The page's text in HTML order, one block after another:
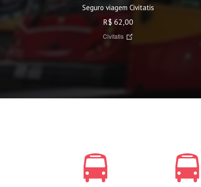
Seguro viagem Civitatis
R$ 62,00
Civitatis